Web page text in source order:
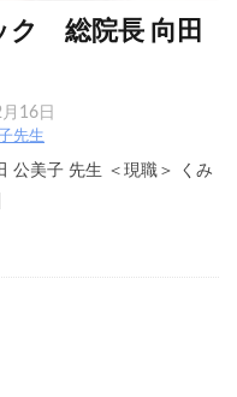
ク 総院長 向田
16日
先生
公美子 先生 ＜現職＞ くみ